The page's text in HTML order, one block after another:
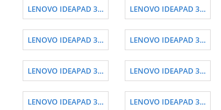
LENOVO IDEAPAD 3... LENOVO IDEAPAD 3...
LENOVO IDEAPAD 3... LENOVO IDEAPAD 3...
LENOVO IDEAPAD 3... LENOVO IDEAPAD 3...
LENOVO IDEAPAD 3... LENOVO IDEAPAD 3...